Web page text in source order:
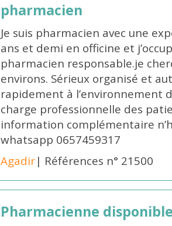
pharmacien
Je suis pharmacien avec une
ans et demi en officine et
pharmacien responsable.je
environs. Sérieux organisé et
rapidement à l’environnement
charge professionnelle des
information complémentaire
whatsapp 0657459317
Agadir| Références n° 21500
Pharmacienne